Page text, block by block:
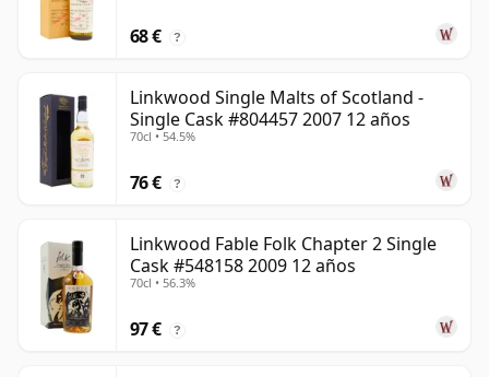
68 € ?
Linkwood Single Malts of Scotland -
Single Cask #804457 2007 12 años
70cl • 54.5%
76 € ?
Linkwood Fable Folk Chapter 2 Single
Cask #548158 2009 12 años
70cl • 56.3%
97 € ?